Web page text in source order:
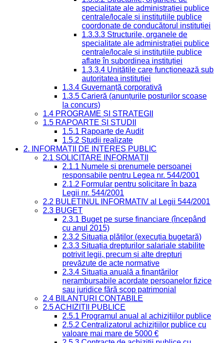
specialitate ale administrației publice
centrale/locale și instituțiile publice
coordonate de conducătorul instituției
1.3.3.3 Structurile, organele de
specialitate ale administrației publice
centrale/locale și instituțiile publice
aflate în subordinea instituției
1.3.3.4 Unitățile care funcționează sub
autoritatea instituției
1.3.4 Guvernanță corporativă
1.3.5 Carieră (anunțurile posturilor scoase
la concurs)
1.4 PROGRAME ȘI STRATEGII
1.5 RAPOARTE ȘI STUDII
1.5.1 Rapoarte de Audit
1.5.2 Studii realizate
2. INFORMAȚII DE INTERES PUBLIC
2.1 SOLICITARE INFORMAȚII
2.1.1 Numele și prenumele persoanei
responsabile pentru Legea nr. 544/2001
2.1.2 Formular pentru solicitare în baza
Legii nr. 544/2001
2.2 BULETINUL INFORMATIV al Legii 544/2001
2.3 BUGET
2.3.1 Buget pe surse financiare (începând
cu anul 2015)
2.3.2 Situația plăților (execuția bugetară)
2.3.3 Situația drepturilor salariale stabilite
potrivit legii, precum și alte drepturi
prevăzute de acte normative
2.3.4 Situația anuală a finanțărilor
nerambursabile acordate persoanelor fizice
sau juridice fără scop patrimonial
2.4 BILANȚURI CONTABILE
2.5 ACHIZIȚII PUBLICE
2.5.1 Programul anual al achizițiilor publice
2.5.2 Centralizatorul achizițiilor publice cu
valoare mai mare de 5000 €